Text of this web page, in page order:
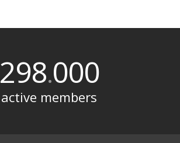
298.000
active members